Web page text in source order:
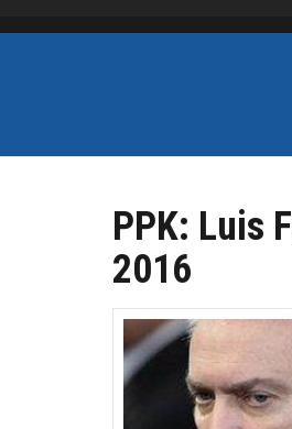
PPK: Luis
2016